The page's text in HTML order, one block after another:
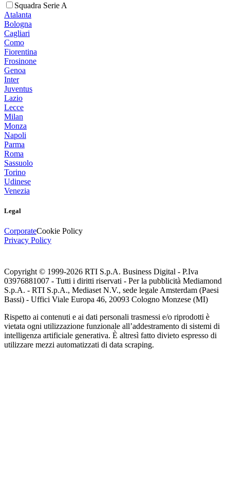
Squadra Serie A
Atalanta
Bologna
Cagliari
Como
Fiorentina
Frosinone
Genoa
Inter
Juventus
Lazio
Lecce
Milan
Monza
Napoli
Parma
Roma
Sassuolo
Torino
Udinese
Venezia
Legal
CorporateCookie Policy
Privacy Policy
Copyright © 1999-2026 RTI S.p.A. Business Digital - P.Iva
03976881007 - Tutti i diritti riservati - Per la pubblicità Mediamond
S.p.A. - RTI S.p.A., Mediaset N.V., sede legale Amsterdam (Paesi
Bassi) - Uffici Viale Europa 46, 20093 Cologno Monzese (MI)
Rispetto ai contenuti e ai dati personali trasmessi e/o riprodotti è
vietata ogni utilizzazione funzionale all’addestramento di sistemi di
intelligenza artificiale generativa. È altresì fatto divieto espresso di
utilizzare mezzi automatizzati di data scraping.